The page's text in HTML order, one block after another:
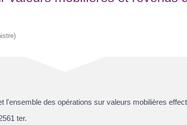
des opérations sur valeurs mobilières
ter.